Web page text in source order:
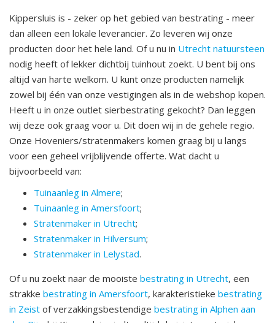
Kippersluis is - zeker op het gebied van bestrating - meer
dan alleen een lokale leverancier. Zo leveren wij onze
producten door het hele land. Of u nu in Utrecht natuursteen
nodig heeft of lekker dichtbij tuinhout zoekt. U bent bij ons
altijd van harte welkom. U kunt onze producten namelijk
zowel bij één van onze vestigingen als in de webshop kopen.
Heeft u in onze outlet sierbestrating gekocht? Dan leggen
wij deze ook graag voor u. Dit doen wij in de gehele regio.
Onze Hoveniers/stratenmakers komen graag bij u langs
voor een geheel vrijblijvende offerte. Wat dacht u
bijvoorbeeld van:
Tuinaanleg in Almere;
Tuinaanleg in Amersfoort;
Stratenmaker in Utrecht;
Stratenmaker in Hilversum;
Stratenmaker in Lelystad.
Of u nu zoekt naar de mooiste bestrating in Utrecht, een
strakke bestrating in Amersfoort, karakteristieke bestrating
in Zeist of verzakkingsbestendige bestrating in Alphen aan